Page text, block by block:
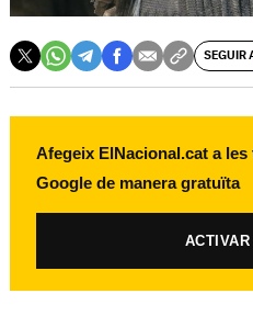
SEGUIR
Afegeix ElNacional.cat a
Google de manera gratuïta